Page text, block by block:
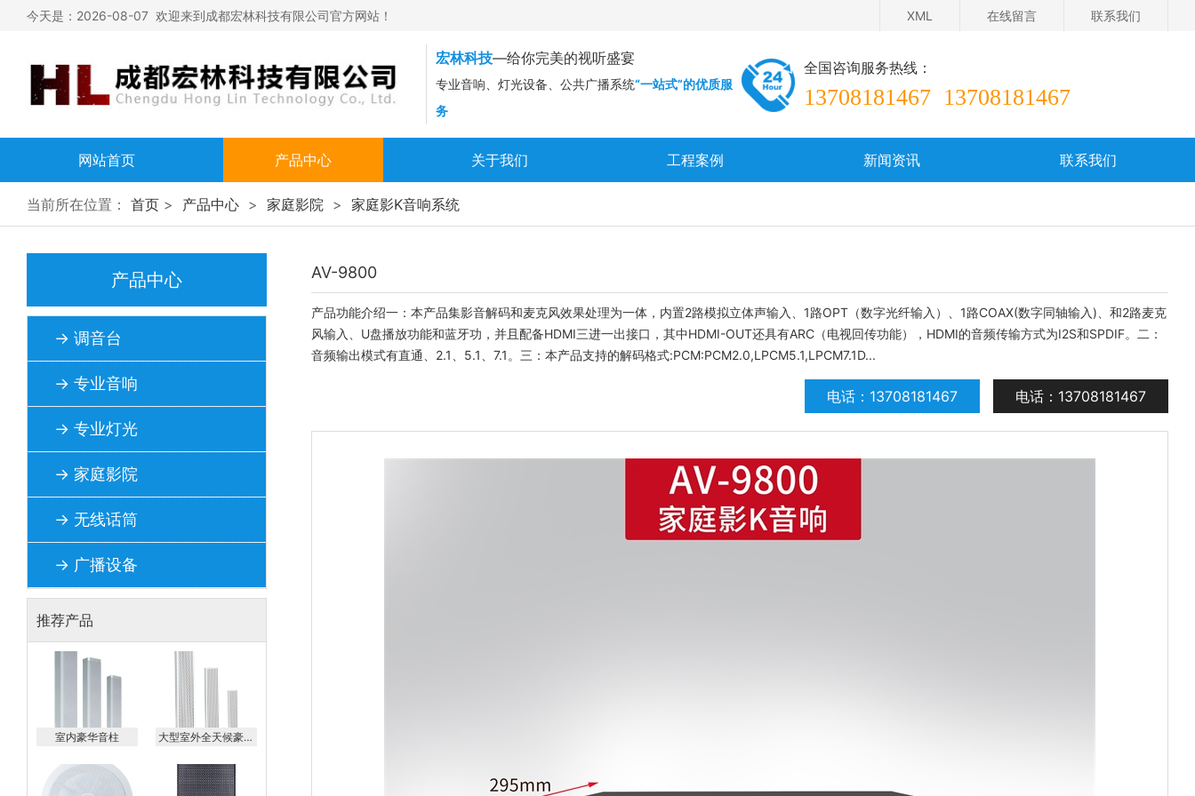
今天是：2026-08-07 欢迎来到成都宏林科技有限公司官方网站！ 联系我们
在线留言
XML
宏林科技—给你完美的视听盛宴
专业音响、灯光设备、公共广播系统“一站式”的优质服
务
全国咨询服务热线：
13708181467 13708181467
网站首页 产品中心
调音台
专业灯光
家庭影院
无线话筒
关于我们 工程案例 新闻资讯 联系我们
当前所在位置： 首页 > 产品中心 > 家庭影院 > 家庭影K音响系统
AV-9800
产品功能介绍一：本产品集影音解码和麦克风效果处理为一体，内置2路模拟立体声输入、1路OPT（数字光纤输入）、1路COAX(数字同轴输入)、和2路麦克
风输入、U盘播放功能和蓝牙功，并且配备HDMI三进一出接口，其中HDMI-OUT还具有ARC（电视回传功能），HDMI的音频传输方式为I2S和SPDIF。二：
音频输出模式有直通、2.1、5.1、7.1。三：本产品支持的解码格式:PCM:PCM2.0,LPCM5.1,LPCM7.1D...
电话：13708181467
电话：13708181467
产品中心
→ 调音台
→ 专业音响
→ 专业灯光
→ 家庭影院
→ 无线话筒
→ 广播设备
推荐产品
室内豪华音柱
大型室外全天候豪华
40AE-60AE-80AE-
100AE-120